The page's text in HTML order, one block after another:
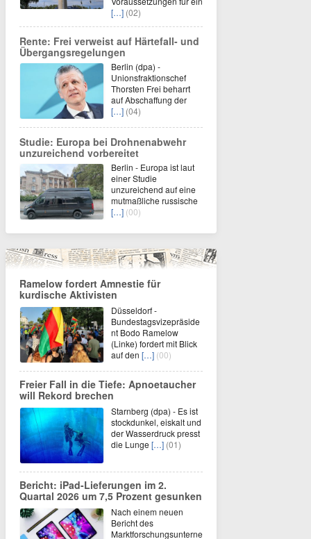
[…] (02)
Rente: Frei verweist auf Härtefall- und
Übergangsregelungen
Berlin (dpa) -
Unionsfraktionschef
Thorsten Frei beharrt
auf Abschaffung der
[…] (04)
Studie: Europa bei Drohnenabwehr
unzureichend vorbereitet
Berlin - Europa ist laut
einer Studie
unzureichend auf eine
mutmaßliche russische
[…] (00)
Ramelow fordert Amnestie für
kurdische Aktivisten
Düsseldorf -
Bundestagsvizepräside
nt Bodo Ramelow
(Linke) fordert mit Blick
auf den […] (00)
Freier Fall in die Tiefe: Apnoetaucher
will Rekord brechen
Starnberg (dpa) - Es ist
stockdunkel, eiskalt und
der Wasserdruck presst
die Lunge […] (01)
Bericht: iPad-Lieferungen im 2.
Quartal 2026 um 7,5 Prozent gesunken
Nach einem neuen
Bericht des
Marktforschungsunterne